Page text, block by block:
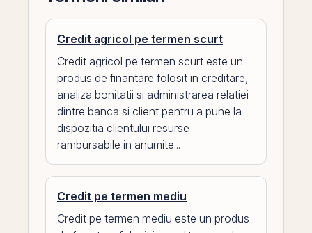
Credit agricol pe termen scurt
Credit agricol pe termen scurt este un
produs de finantare folosit in creditare,
analiza bonitatii si administrarea relatiei
dintre banca si client pentru a pune la
dispozitia clientului resurse
rambursabile in anumite...
Credit pe termen mediu
Credit pe termen mediu este un produs